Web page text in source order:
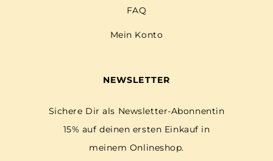
FAQ
Mein Konto
NEWSLETTER
Sichere Dir als Newsletter-Abonnentin
15% auf deinen ersten Einkauf in
meinem Onlineshop.